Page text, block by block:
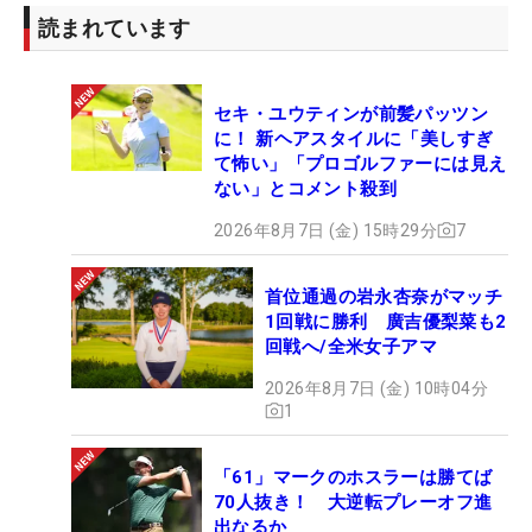
での試合を待ちわびている。
そこでも“NEW ERA”のロゴを身に着け、プレーする
ことになる。今年から女子ツアーでウェアの提供を
始めた契約ブランドを、ゴルフ界でも定着させる役
割も担っていく。「成績を出してアピールできたら
るよう、開幕からひたすらに上を目指していく。
読まれています
セキ・ユウティンが前髪パッツン
に！ 新ヘアスタイルに「美しすぎ
て怖い」「プロゴルファーには見え
ない」とコメント殺到
2026年8月7日 (金) 15時29分 7
首位通過の岩永杏奈がマッチ
1回戦に勝利 廣吉優梨菜も2
回戦へ/全米女子アマ
2026年8月7日 (金) 10時04分
1
「61」マークのホスラーは勝てば
70人抜き！ 大逆転プレーオフ進
出なるか